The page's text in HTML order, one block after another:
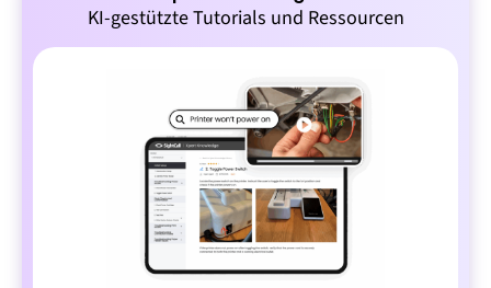
KI-gestützte Tutorials und Ressourcen